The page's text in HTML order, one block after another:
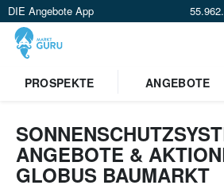
DIE Angebote App
Standort
PROSPEKTE ANGEBOTE
ANGEBOTE &
GLOBUS BAUMARKT